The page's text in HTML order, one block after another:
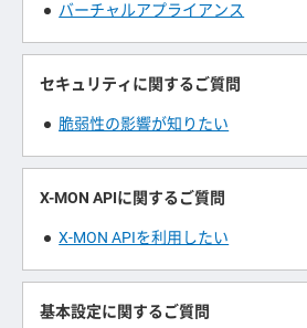
バーチャルアプライアンス
セキュリティに関するご質問
脆弱性の影響が知りたい
X-MON APIに関するご質問
X-MON APIを利用したい
基本設定に関するご質問